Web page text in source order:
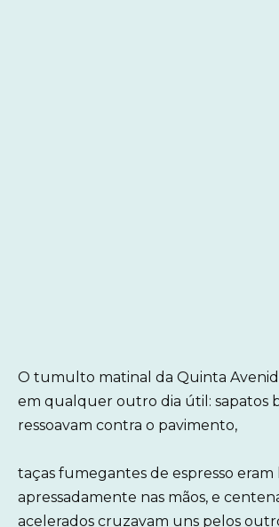
O tumulto matinal da Quinta
em qualquer outro dia útil: sapatos
ressoavam contra o pavimento,
taças fumegantes de espresso eram
apressadamente nas mãos, e
acelerados cruzavam uns pelos